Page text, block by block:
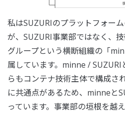
私はSUZURIのプラットフォー
が、SUZURI事業部ではなく、
グループという横断組織の「
属しています。minne / SUZURI
らもコンテナ技術主体で構成さ
に共通点があるため、minneと
っています。事業部の垣根を越